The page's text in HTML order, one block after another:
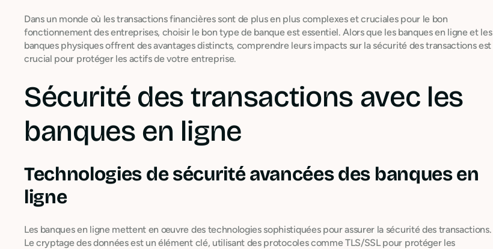
Dans un monde où les transactions financières sont de plus en plus complexes et cruciales pour le bon
fonctionnement des entreprises, choisir le bon type de banque est essentiel. Alors que les banques en ligne et les
banques physiques offrent des avantages distincts, comprendre leurs impacts sur la sécurité des transactions est
crucial pour protéger les actifs de votre entreprise.
Sécurité des transactions avec les
banques en ligne
Technologies de sécurité avancées des banques en
ligne
Les banques en ligne mettent en œuvre des technologies sophistiquées pour assurer la sécurité des transactions.
Le cryptage des données est un élément clé, utilisant des protocoles comme TLS/SSL pour protéger les